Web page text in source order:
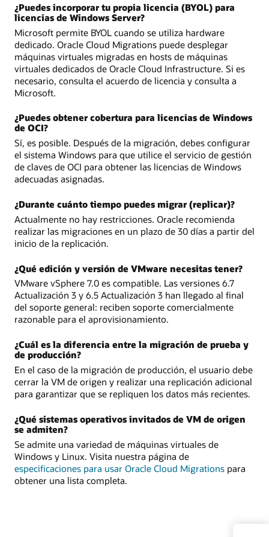
¿Puedes incorporar tu propia licencia (BYOL) para
licencias de Windows Server?
Microsoft permite BYOL cuando se utiliza hardware
dedicado. Oracle Cloud Migrations puede desplegar
máquinas virtuales migradas en hosts de máquinas
virtuales dedicados de Oracle Cloud Infrastructure. Si es
necesario, consulta el acuerdo de licencia y consulta a
Microsoft.
¿Puedes obtener cobertura para licencias de Windows
de OCI?
Sí, es posible. Después de la migración, debes configurar
el sistema Windows para que utilice el servicio de gestión
de claves de OCI para obtener las licencias de Windows
adecuadas asignadas.
¿Durante cuánto tiempo puedes migrar (replicar)?
Actualmente no hay restricciones. Oracle recomienda
realizar las migraciones en un plazo de 30 días a partir del
inicio de la replicación.
¿Qué edición y versión de VMware necesitas tener?
VMware vSphere 7.0 es compatible. Las versiones 6.7
Actualización 3 y 6.5 Actualización 3 han llegado al final
del soporte general: reciben soporte comercialmente
razonable para el aprovisionamiento.
¿Cuál es la diferencia entre la migración de prueba y
de producción?
En el caso de la migración de producción, el usuario debe
cerrar la VM de origen y realizar una replicación adicional
para garantizar que se repliquen los datos más recientes.
¿Qué sistemas operativos invitados de VM de origen
se admiten?
Se admite una variedad de máquinas virtuales de
Windows y Linux. Visita nuestra página de
especificaciones para usar Oracle Cloud Migrations para
obtener una lista completa.